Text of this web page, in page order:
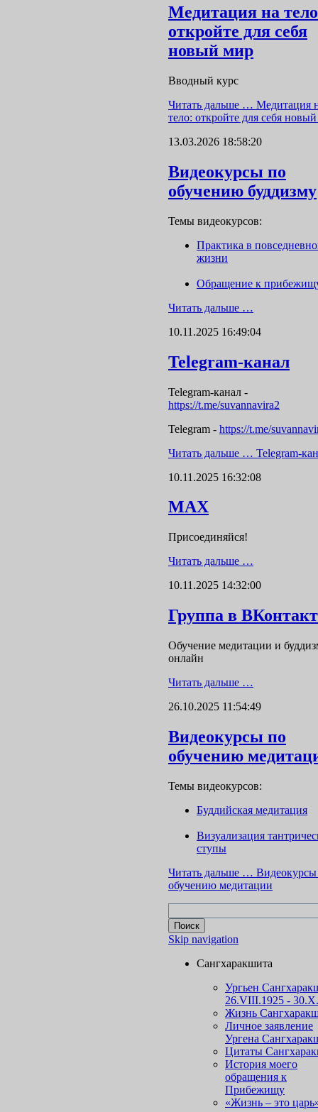
Медитация на
откройте для себя
новый мир
Вводный курс
Читать дальше … Медитация
тело: откройте для себя
13.03.2026 18:58:20
Видеокурсы по
обучению буддизму
Темы видеокурсов:
Практика в
жизни
Обращение к
Читать дальше …
10.11.2025 16:49:04
Telegram-канал
Telegram-канал -
https://t.me/suvannavira2
Telegram - https://t.me/
Читать дальше … Telegram-
10.11.2025 16:32:08
MAX
Присоединяйся!
Читать дальше …
10.11.2025 14:32:00
Группа в
Обучение медитации и
онлайн
Читать дальше …
26.10.2025 11:54:49
Видеокурсы по
обучению
Темы видеокурсов:
Буддийская медитация
Визуализация
ступы
Читать дальше …
обучению медитации
Skip navigation
Сангхаракшита
Ургьен
26.VIII.1925 -
Жизнь
Личное заявление
Ургена
Цитаты
История моего
обращения к
Прибежищу
«Жизнь – это